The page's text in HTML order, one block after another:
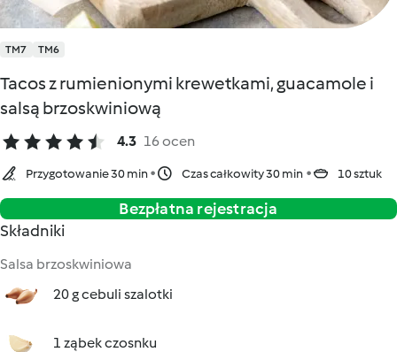
TM7 TM6
Tacos z rumienionymi krewetkami, guacamole i
salsą brzoskwiniową
4.3 16 ocen
Przygotowanie 30 min Czas całkowity 30 min 10 sztuk
Bezpłatna rejestracja
Składniki
Salsa brzoskwiniowa
20 g cebuli szalotki
1 ząbek czosnku